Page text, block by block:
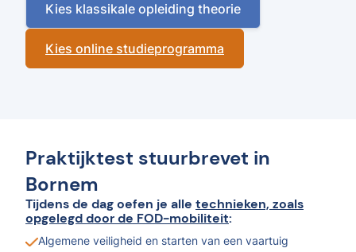
Kies klassikale opleiding theorie
Kies online studieprogramma
Praktijktest stuurbrevet in
Bornem
Tijdens de dag oefen je alle technieken, zoals
opgelegd door de FOD-mobiliteit:
Algemene veiligheid en starten van een vaartuig